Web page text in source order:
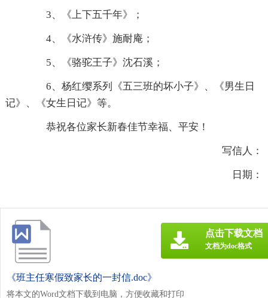
3、《上下五千年》；
4、《水浒传》施耐庵；
5、《骆驼王子》沈石溪；
6、杨红缨系列《五三班的坏小子》、《男生日
记》、《女生日记》等。
恭祝各位家长新春佳节幸福、平安！
写信人：
日期：
《班主任寒假致家长的一封信.doc》
将本文的Word文档下载到电脑，方便收藏和打印
点击下载文档
文档为doc格式